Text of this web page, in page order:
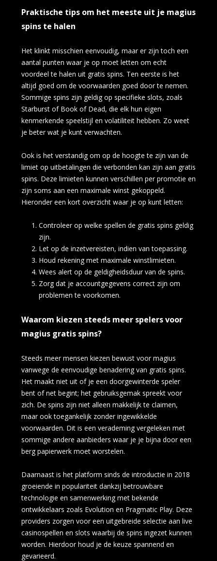
Praktische tips om het meeste uit je magius
spins te halen
Het klinkt misschien eenvoudig, maar er zijn toch een
aantal punten waar je op moet letten om echt
voordeel te halen uit gratis spins. Ten eerste is het
altijd goed om de voorwaarden goed door te nemen.
Sommige spins zijn geldig op specifieke slots, zoals
Starburst of Book of Dead, die elk hun eigen
kenmerkende speelstijl en volatiliteit hebben. Zo weet
je beter wat je kunt verwachten.
Ook is het verstandig om op de hoogte te zijn van de
limiet op uitbetalingen die verbonden kan zijn aan gratis
spins. Deze limieten kunnen verschillen per promotie en
zijn soms aan een maximale winst gekoppeld.
Hieronder een kort overzicht waar je op kunt letten:
Controleer op welke spellen de gratis spins geldig
zijn.
Let op de inzetvereisten, indien van toepassing.
Houd rekening met maximale winstlimieten.
Wees alert op de geldigheidsduur van de spins.
Zorg dat je accountgegevens correct zijn om
problemen te voorkomen.
Waarom kiezen steeds meer spelers voor
magius gratis spins?
Steeds meer mensen kiezen bewust voor magius
vanwege de eenvoudige benadering van gratis spins.
Het maakt niet uit of je een doorgewinterde speler
bent of net begint; het gebruiksgemak spreekt voor
zich. De spins zijn niet alleen makkelijk te claimen,
maar ook toegankelijk zonder ingewikkelde
voorwaarden. Dit is een verademing vergeleken met
sommige andere aanbieders waar je je bijna door een
berg papierwerk moet worstelen.
Daarnaast is het platform sinds de introductie in 2018
groeiende in populariteit dankzij betrouwbare
technologie en samenwerking met bekende
ontwikkelaars zoals Evolution en Pragmatic Play. Deze
providers zorgen voor een uitgebreide selectie aan live
casinospellen en slots waarbij de spins ingezet kunnen
worden. Hierdoor houd je de keuze spannend en
gevarieerd.